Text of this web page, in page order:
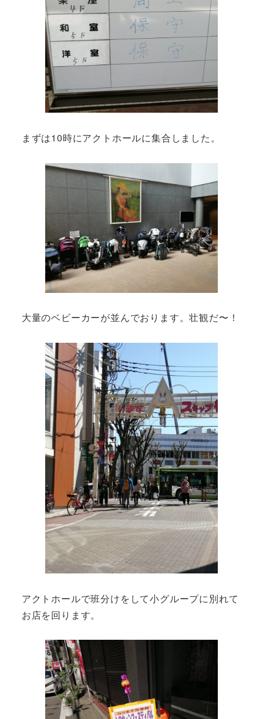
まずは10時にアクトホールに集合しました。
大量のベビーカーが並んでおります。壮観だ〜！
アクトホールで班分けをして小グループに別れて
お店を回ります。